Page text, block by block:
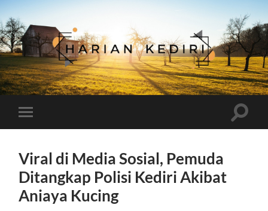
Harian
Kediri
mobile
Toggle
Viral di Media Sosial, Pemuda
Ditangkap Polisi Kediri Akibat
Aniaya Kucing